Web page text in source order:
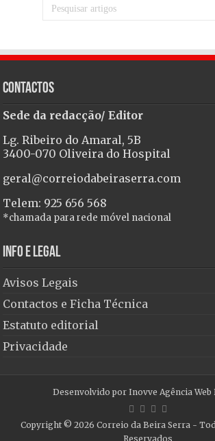
Contactos
Sede da redacção/ Editor
Lg. Ribeiro do Amaral, 5B
3400-070 Oliveira do Hospital
geral@correiodabeiraserra.com
Telem: 925 656 568
*chamada para rede móvel nacional
Info e Legal
Avisos Legais
Contactos e Ficha Técnica
Estatuto editorial
Privacidade
Desenvolvido por Inovve Agência Web
Copyright © 2026Correio da Beira Serra -
Reservados